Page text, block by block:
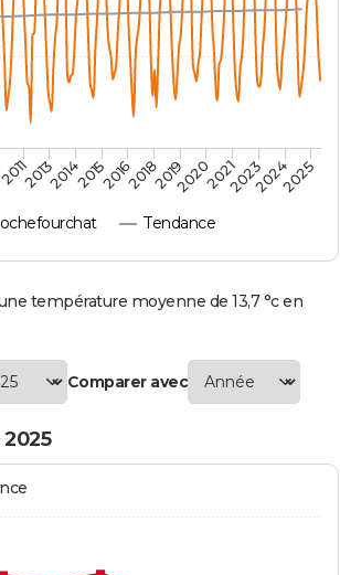
Tendance
2014
2013 201520162018201920202021202320242025
température moyenne de 13,7 °c en
Comparer avec